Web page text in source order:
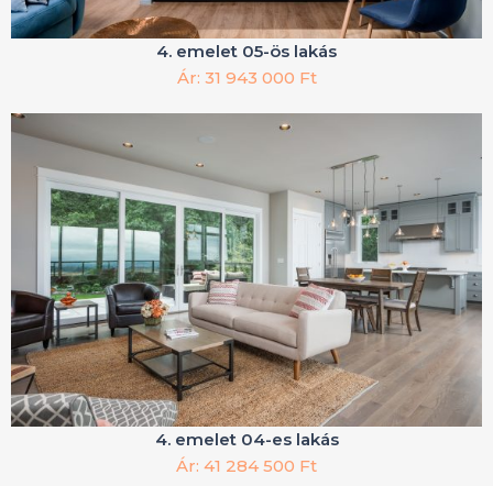
4. emelet 05-ös lakás
Ár: 31 943 000 Ft
4. emelet 04-es lakás
Ár: 41 284 500 Ft